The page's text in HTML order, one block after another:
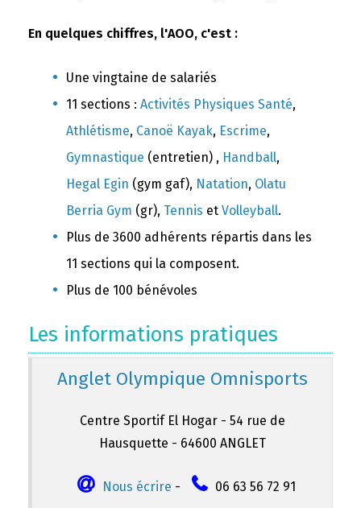
En quelques chiffres, l'AOO, c'est :
Une vingtaine de salariés
11 sections : Activités Physiques Santé,
Athlétisme, Canoë Kayak, Escrime,
Gymnastique (entretien) , Handball,
Hegal Egin (gym gaf), Natation, Olatu
Berria Gym (gr), Tennis et Volleyball.
Plus de 3600 adhérents répartis dans les
11 sections qui la composent.
Plus de 100 bénévoles
Les informations pratiques
Anglet Olympique Omnisports
Centre Sportif El Hogar - 54 rue de
Hausquette - 64600 ANGLET
Nous écrire - 06 63 56 72 91